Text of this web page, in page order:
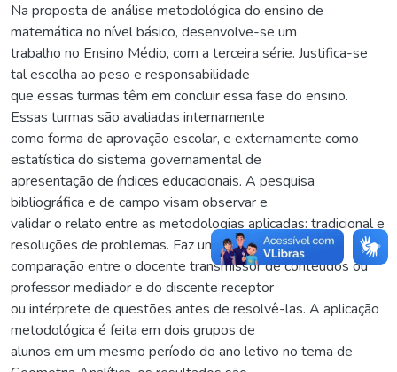
Na proposta de análise metodológica do ensino de
matemática no nível básico, desenvolve-se um
trabalho no Ensino Médio, com a terceira série. Justifica-se
tal escolha ao peso e responsabilidade
que essas turmas têm em concluir essa fase do ensino.
Essas turmas são avaliadas internamente
como forma de aprovação escolar, e externamente como
estatística do sistema governamental de
apresentação de índices educacionais. A pesquisa
bibliográfica e de campo visam observar e
validar o relato entre as metodologias aplicadas: tradicional e
resoluções de problemas. Faz uma
comparação entre o docente transmissor de conteúdos ou
professor mediador e do discente receptor
ou intérprete de questões antes de resolvê-las. A aplicação
metodológica é feita em dois grupos de
alunos em um mesmo período do ano letivo no tema de